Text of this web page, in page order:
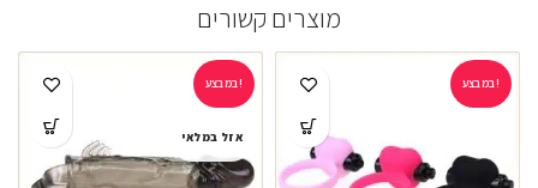
מוצרים קשורים
במבצע! במבצע!
אזל במלאי